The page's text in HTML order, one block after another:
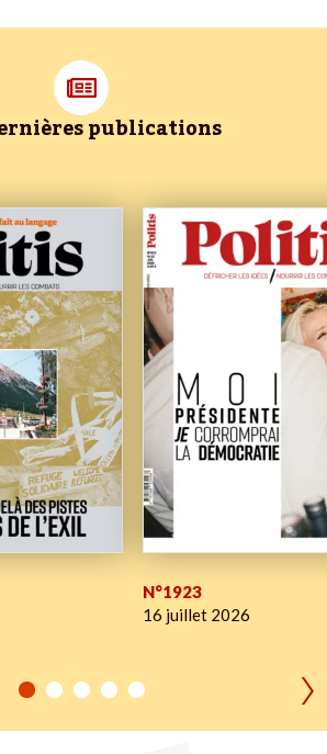
publications
N°1923
16 juillet 2026